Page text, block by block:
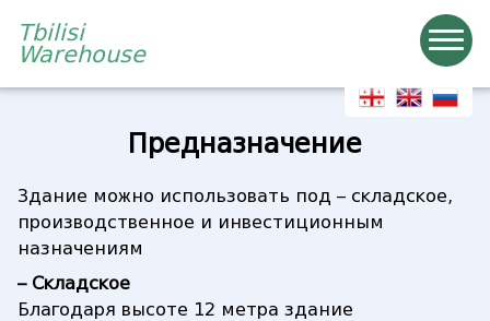
Tbilisi
Warehouse
Предназначение
Здание можно использовать под – складское,
производственное и инвестиционным
назначениям
– Складское
Благодаря высоте 12 метра здание